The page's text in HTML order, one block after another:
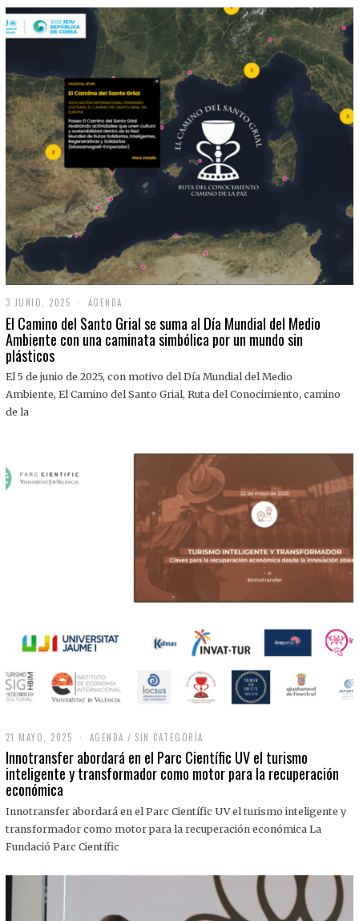
0
2
5
3 JUNIO, 2025
J
U
N
,
0
AGENDA
El Camino del Santo Grial se suma al Día Mundial del Medio
Ambiente con una caminata simbólica por un mundo sin
plásticos
El 5 de junio de 2025, con motivo del Día Mundial del Medio
Ambiente, El Camino del Santo Grial, Ruta del Conocimiento, camino
de la
21 MAYO, 2025
M
A
Y
,
0
2
AGENDA / SIN CATEGORÍA
Innotransfer abordará en el Parc Científic UV el turismo
inteligente y transformador como motor para la recuperación
económica
Innotransfer abordará en el Parc Científic UV el turismo inteligente y
transformador como motor para la recuperación económica La
Fundació Parc Científic